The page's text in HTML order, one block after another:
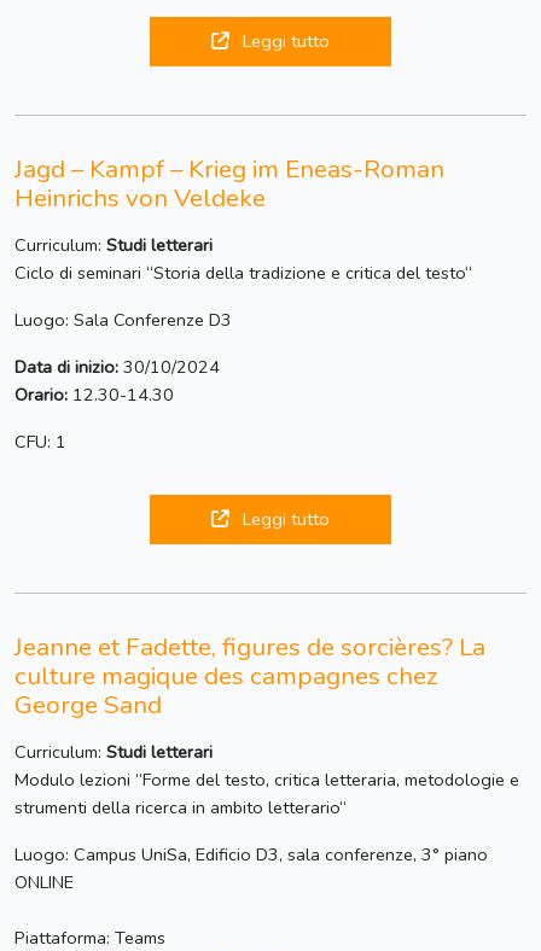
Leggi tutto
Jagd – Kampf – Krieg im Eneas-Roman
Heinrichs von Veldeke
Curriculum: Studi letterari
Ciclo di seminari “Storia della tradizione e critica del testo“
Luogo: Sala Conferenze D3
Data di inizio: 30/10/2024
Orario: 12.30-14.30
CFU: 1
Leggi tutto
Jeanne et Fadette, figures de sorcières? La
culture magique des campagnes chez
George Sand
Curriculum: Studi letterari
Modulo lezioni “Forme del testo, critica letteraria, metodologie e
strumenti della ricerca in ambito letterario“
Luogo: Campus UniSa, Edificio D3, sala conferenze, 3° piano
ONLINE
Piattaforma: Teams